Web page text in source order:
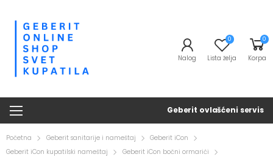
Nalog
0
Lista želja
0
Korpa
Geberit ovlašćeni servis
Početna Geberit sanitarije i nameštaj
Geberit iCon
Geberit iCon kupatilski nameštaj
Geberit iCon bočni ormarići